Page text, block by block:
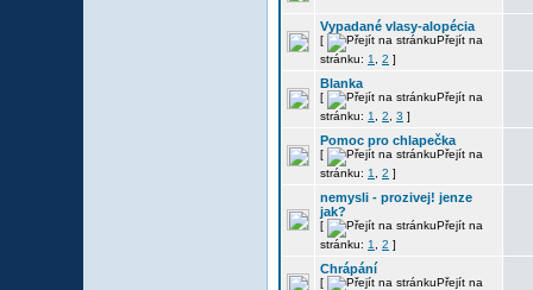
Vypadané vlasy-alopécia
[
Přejít na
stránku: 1 2 ]
Blanka
[
Přejít na
stránku: 1 2 3 ]
Pomoc pro chlapečka
[
Přejít na
stránku: 1 2 ]
nemysli - prozivej! jenze
jak?
[
Přejít na
stránku: 1 2 ]
Chrápání
[
Přejít na